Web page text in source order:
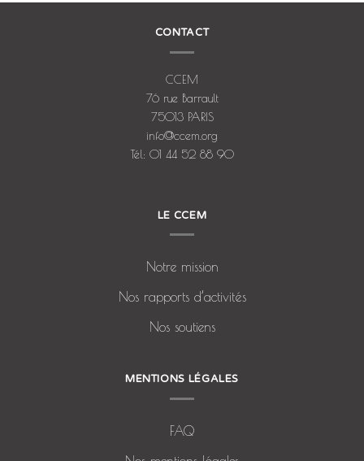
CONTACT
CCEM
76 rue Barrault
75013 PARIS
info@ccem.org
Tél: 01 44 52 88 90
LE CCEM
Notre mission
Nos rapports d’activités
Nos soutiens
MENTIONS LÉGALES
FAQ